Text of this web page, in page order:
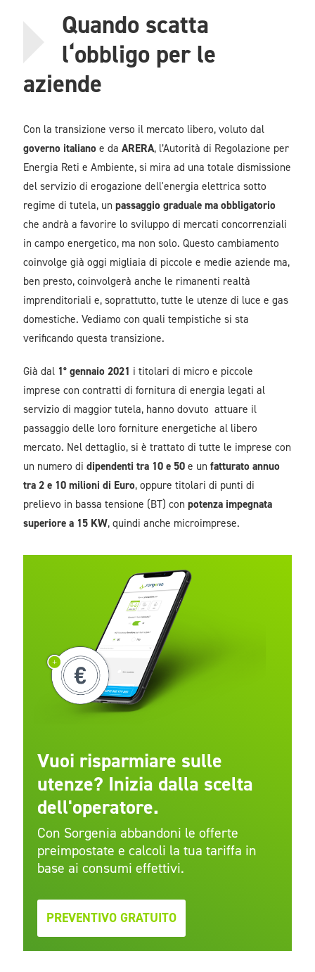
Quando scatta
l‘obbligo per le
aziende
Con la transizione verso il mercato libero, voluto dal
governo italianoe da ARERA, l’Autorità di Regolazione per
Energia Reti e Ambiente, si mira ad una totale dismissione
del servizio di erogazione dell'energia elettrica sotto
regime di tutela, un passaggio graduale ma obbligatorio
che andrà a favorire lo sviluppo di mercati concorrenziali
in campo energetico, ma non solo. Questo cambiamento
coinvolge già oggi migliaia di piccole e medie aziende ma,
ben presto, coinvolgerà anche le rimanenti realtà
imprenditoriali e, soprattutto, tutte le utenze di luce e gas
domestiche. Vediamo con quali tempistiche si sta
verificando questa transizione.
Già dal 1°gennaio 2021 i titolari di micro e piccole
imprese con contratti di fornitura di energia legati al
servizio di maggior tutela, hanno dovuto attuare il
passaggio delle loro forniture energetiche al libero
mercato. Nel dettaglio, si è trattato di tutte le imprese con
un numero di dipendenti tra 10 e 50e un fatturato annuo
tra 2 e 10 milioni di Euro, oppure titolari di punti di
prelievo in bassa tensione (BT) con potenza impegnata
superiore a 15 KW, quindi anche microimprese.
Vuoi risparmiare sulle
utenze? Inizia dalla scelta
dell'operatore.
Con Sorgenia abbandoni le offerte
preimpostate e calcoli la tua tariffa in
base ai consumi effettivi.
PREVENTIVO GRATUITO